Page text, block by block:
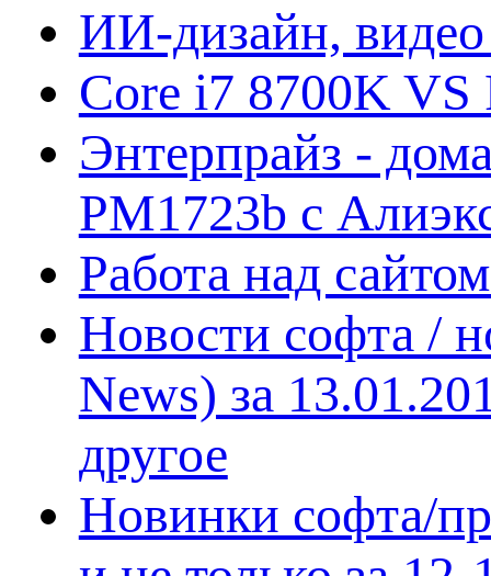
ИИ-дизайн,
Core i7 8700K VS
Энтерпрайз -
PM1723b с
Работа над
Новости софта /
News) за
другое
Новинки софта/